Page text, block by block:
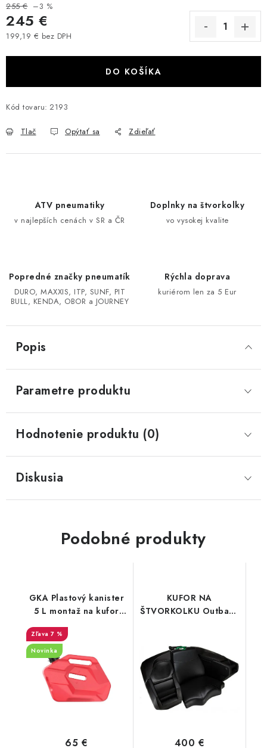
INÉ PRÍSLUŠENSTVO
CF MOTO 800/850 GLADIATOR X8
POLARIS SPORTSMAN RZR 1000
LINHAI 400/500/M550/650
Podmienky ochrany osobných údajov
Všeobecné obchodné podmienky
Reklamačný poriadok - formulár
Kontakt
255 € –3 %
245 €
199,19 € bez DPH
DO KOŠÍKA
Kód tovaru: 2193
Tlač Opýtať sa Zdieľať
ATV pneumatiky
v najlepších cenách v SR a ČR
Doplnky na štvorkolky
vo vysokej kvalite
Popredné značky pneumatík
DURO, MAXXIS, ITP, SUNF, PIT
BULL, KENDA, OBOR a JOURNEY
Rýchla doprava
kuriérom len za 5 Eur
Popis
Parametre produktu
Hodnotenie produktu (0)
Diskusia
Podobné produkty
GKA Plastový kanister
5 L montaž na kufor
GKA Tesseract CF
MOTO G3 2024
7 %
Novinka
65 €
KUFOR NA
ŠTVORKOLKU Outback
400 €